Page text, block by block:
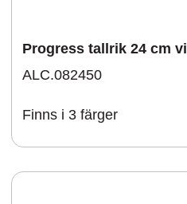
Progress tallrik 24 cm
ALC.082450
Finns i 3 färger